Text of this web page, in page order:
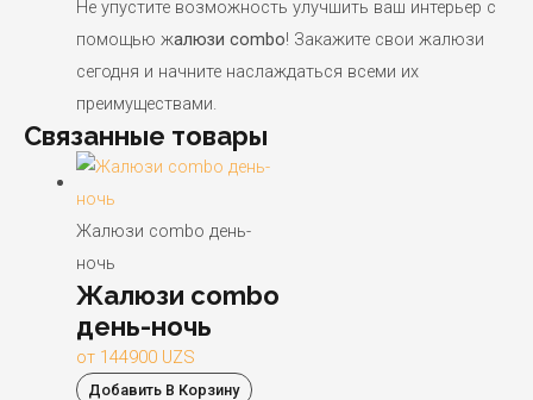
Не упустите возможность улучшить ваш интерьер с
помощью жалюзи combo! Закажите свои жалюзи
сегодня и начните наслаждаться всеми их
преимуществами.
Связанные товары
Жалюзи combo день-
ночь
Жалюзи combo
день-ночь
от 144900 UZS
Добавить В Корзину